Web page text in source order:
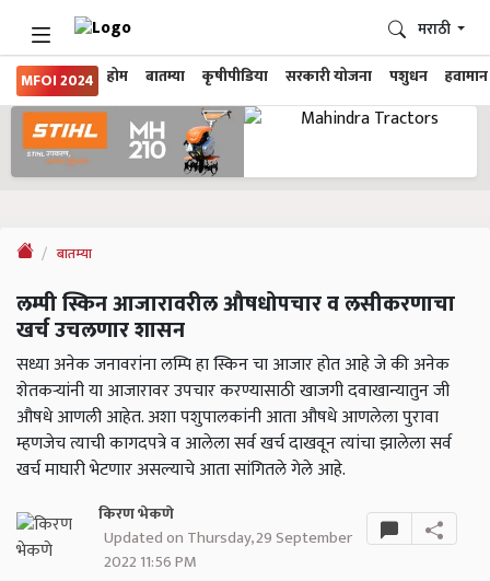
MFOI 2024 होम बातम्या कृषीपीडिया सरकारी योजना पशुधन हवामान
मराठी
बातम्या
लम्पी स्किन आजारावरील औषधोपचार व लसीकरणाचा
खर्च उचलणार शासन
सध्या अनेक जनावरांना लम्पि हा स्किन चा आजार होत आहे जे की अनेक
शेतकऱ्यांनी या आजारावर उपचार करण्यासाठी खाजगी दवाखान्यातुन जी
औषधे आणली आहेत. अशा पशुपालकांनी आता औषधे आणलेला पुरावा
म्हणजेच त्याची कागदपत्रे व आलेला सर्व खर्च दाखवून त्यांचा झालेला सर्व
खर्च माघारी भेटणार असल्याचे आता सांगितले गेले आहे.
किरण भेकणे
Updated on Thursday, 29 September
2022 11:56 PM